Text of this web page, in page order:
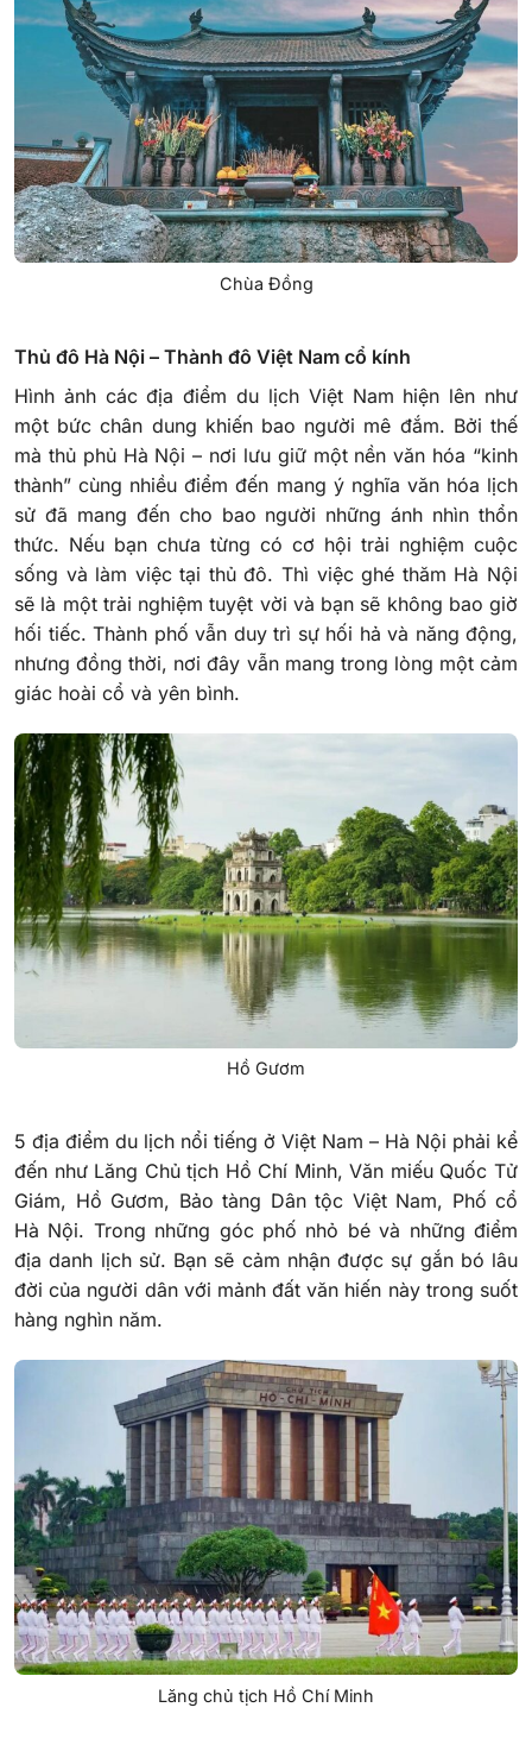
Chùa Đồng
Thủ đô Hà Nội – Thành đô Việt Nam cổ kính
Hình ảnh các địa điểm du lịch Việt Nam hiện lên như
một bức chân dung khiến bao người mê đắm. Bởi thế
mà thủ phủ Hà Nội – nơi lưu giữ một nền văn hóa “kinh
thành” cùng nhiều điểm đến mang ý nghĩa văn hóa lịch
sử đã mang đến cho bao người những ánh nhìn thổn
thức. Nếu bạn chưa từng có cơ hội trải nghiệm cuộc
sống và làm việc tại thủ đô. Thì việc ghé thăm Hà Nội
sẽ là một trải nghiệm tuyệt vời và bạn sẽ không bao giờ
hối tiếc. Thành phố vẫn duy trì sự hối hả và năng động,
nhưng đồng thời, nơi đây vẫn mang trong lòng một cảm
giác hoài cổ và yên bình.
Hồ Gươm
5 địa điểm du lịch nổi tiếng ở Việt Nam – Hà Nội phải kể
đến như Lăng Chủ tịch Hồ Chí Minh, Văn miếu Quốc Tử
Giám, Hồ Gươm, Bảo tàng Dân tộc Việt Nam, Phố cổ
Hà Nội. Trong những góc phố nhỏ bé và những điểm
địa danh lịch sử. Bạn sẽ cảm nhận được sự gắn bó lâu
đời của người dân với mảnh đất văn hiến này trong suốt
hàng nghìn năm.
Lăng chủ tịch Hồ Chí Minh